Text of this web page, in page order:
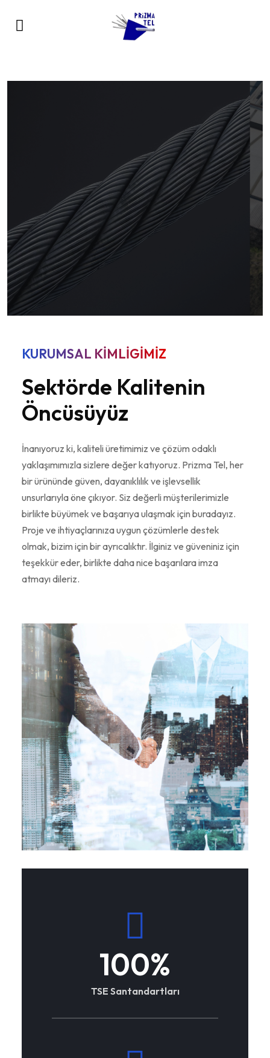
KURUMSAL KİMLİGİMİZ
Sektörde Kalitenin
Öncüsüyüz
İnanıyoruz ki, kaliteli üretimimiz ve çözüm odaklı
yaklaşımımızla sizlere değer katıyoruz. Prizma Tel, her
bir ürününde güven, dayanıklılık ve işlevsellik
unsurlarıyla öne çıkıyor. Siz değerli müşterilerimizle
birlikte büyümek ve başarıya ulaşmak için buradayız.
Proje ve ihtiyaçlarınıza uygun çözümlerle destek
olmak, bizim için bir ayrıcalıktır. İlginiz ve güveniniz için
teşekkür eder, birlikte daha nice başarılara imza
atmayı dileriz.
100%
TSE Santandartları